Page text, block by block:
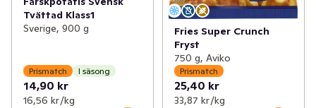
Tvättad Klass1
Sverige, 900 g
Prismatch I säsong
14,90 kr
16,56 kr /kg
Fries Super Crunch
Fryst
750 g, Aviko
Prismatch
25,40 kr
33,87 kr /kg